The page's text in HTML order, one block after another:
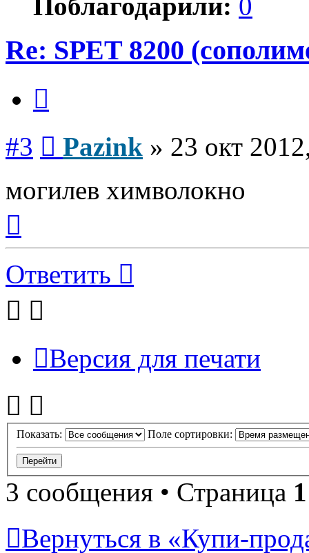
Re: SPET 8200
#3 Pazink » 23 окт
могилев химволокно
началу
Ответить
Версия для печати
Показать: Поле сортировки:
3 сообщения • Страница 1
Вернуться в «Купи-